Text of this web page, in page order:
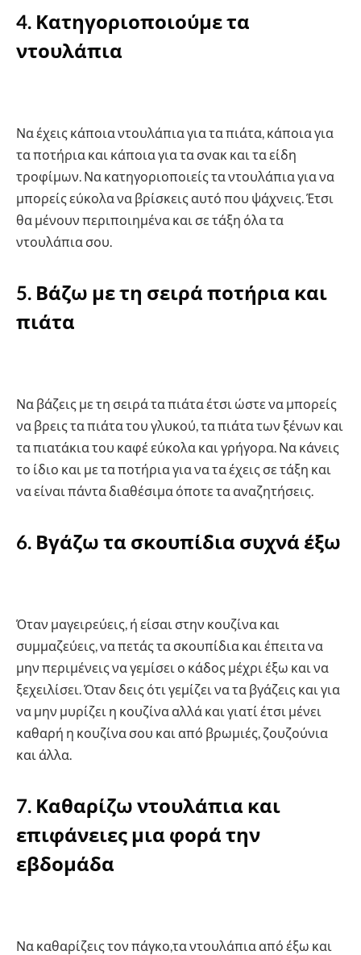
4. Κατηγοριοποιούμε τα
ντουλάπια
Να έχεις κάποια ντουλάπια για τα πιάτα, κάποια για
τα ποτήρια και κάποια για τα σνακ και τα είδη
τροφίμων. Να κατηγοριοποιείς τα ντουλάπια για να
μπορείς εύκολα να βρίσκεις αυτό που ψάχνεις. Έτσι
θα μένουν περιποιημένα και σε τάξη όλα τα
ντουλάπια σου.
5. Βάζω με τη σειρά ποτήρια και
πιάτα
Να βάζεις με τη σειρά τα πιάτα έτσι ώστε να μπορείς
να βρεις τα πιάτα του γλυκού, τα πιάτα των ξένων και
τα πιατάκια του καφέ εύκολα και γρήγορα. Να κάνεις
το ίδιο και με τα ποτήρια για να τα έχεις σε τάξη και
να είναι πάντα διαθέσιμα όποτε τα αναζητήσεις.
6. Βγάζω τα σκουπίδια συχνά έξω
Όταν μαγειρεύεις, ή είσαι στην κουζίνα και
συμμαζεύεις, να πετάς τα σκουπίδια και έπειτα να
μην περιμένεις να γεμίσει ο κάδος μέχρι έξω και να
ξεχειλίσει. Όταν δεις ότι γεμίζει να τα βγάζεις και για
να μην μυρίζει η κουζίνα αλλά και γιατί έτσι μένει
καθαρή η κουζίνα σου και από βρωμιές, ζουζούνια
και άλλα.
7. Καθαρίζω ντουλάπια και
επιφάνειες μια φορά την
εβδομάδα
Να καθαρίζεις τον πάγκο,τα ντουλάπια από έξω και